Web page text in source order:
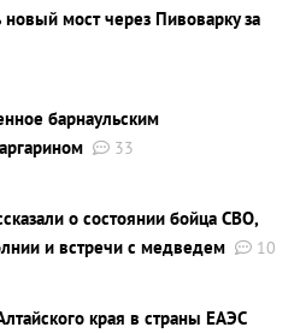
новый мост через Пивоварку за
барнаульским
33
о состоянии бойца СВО,
и встречи с медведем
10
края в страны ЕАЭС